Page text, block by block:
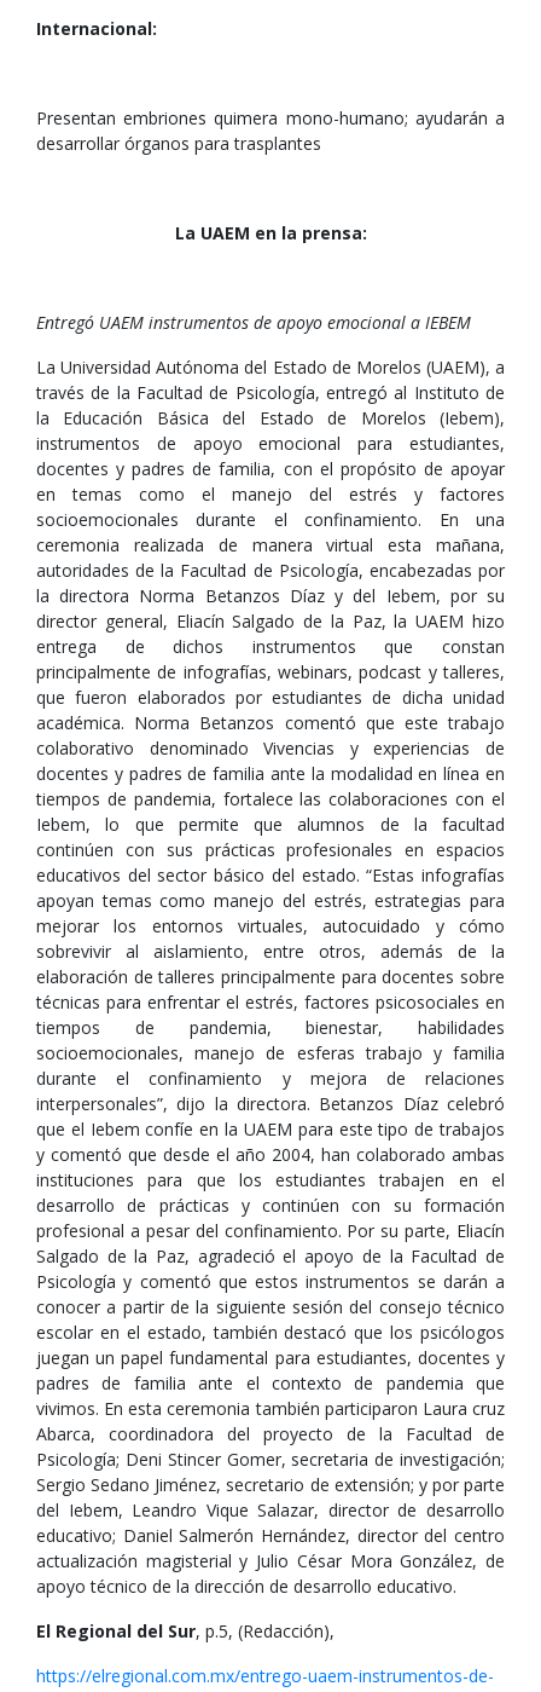
Internacional:
Presentan embriones quimera mono-humano; ayudarán a
desarrollar órganos para trasplantes
La UAEM en la prensa:
Entregó UAEM instrumentos de apoyo emocional a IEBEM
La Universidad Autónoma del Estado de Morelos (UAEM), a
través de la Facultad de Psicología, entregó al Instituto de
la Educación Básica del Estado de Morelos (Iebem),
instrumentos de apoyo emocional para estudiantes,
docentes y padres de familia, con el propósito de apoyar
en temas como el manejo del estrés y factores
socioemocionales durante el confinamiento. En una
ceremonia realizada de manera virtual esta mañana,
autoridades de la Facultad de Psicología, encabezadas por
la directora Norma Betanzos Díaz y del Iebem, por su
director general, Eliacín Salgado de la Paz, la UAEM hizo
entrega de dichos instrumentos que constan
principalmente de infografías, webinars, podcast y talleres,
que fueron elaborados por estudiantes de dicha unidad
académica. Norma Betanzos comentó que este trabajo
colaborativo denominado Vivencias y experiencias de
docentes y padres de familia ante la modalidad en línea en
tiempos de pandemia, fortalece las colaboraciones con el
Iebem, lo que permite que alumnos de la facultad
continúen con sus prácticas profesionales en espacios
educativos del sector básico del estado. “Estas infografías
apoyan temas como manejo del estrés, estrategias para
mejorar los entornos virtuales, autocuidado y cómo
sobrevivir al aislamiento, entre otros, además de la
elaboración de talleres principalmente para docentes sobre
técnicas para enfrentar el estrés, factores psicosociales en
tiempos de pandemia, bienestar, habilidades
socioemocionales, manejo de esferas trabajo y familia
durante el confinamiento y mejora de relaciones
interpersonales”, dijo la directora. Betanzos Díaz celebró
que el Iebem confíe en la UAEM para este tipo de trabajos
y comentó que desde el año 2004, han colaborado ambas
instituciones para que los estudiantes trabajen en el
desarrollo de prácticas y continúen con su formación
profesional a pesar del confinamiento. Por su parte, Eliacín
Salgado de la Paz, agradeció el apoyo de la Facultad de
Psicología y comentó que estos instrumentos se darán a
conocer a partir de la siguiente sesión del consejo técnico
escolar en el estado, también destacó que los psicólogos
juegan un papel fundamental para estudiantes, docentes y
padres de familia ante el contexto de pandemia que
vivimos. En esta ceremonia también participaron Laura cruz
Abarca, coordinadora del proyecto de la Facultad de
Psicología; Deni Stincer Gomer, secretaria de investigación;
Sergio Sedano Jiménez, secretario de extensión; y por parte
del Iebem, Leandro Vique Salazar, director de desarrollo
educativo; Daniel Salmerón Hernández, director del centro
actualización magisterial y Julio César Mora González, de
apoyo técnico de la dirección de desarrollo educativo.
El Regional del Sur, p.5, (Redacción),
https://elregional.com.mx/entrego-uaem-instrumentos-de-